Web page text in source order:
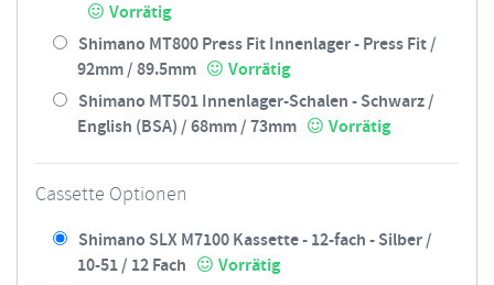
Vorrätig
Shimano MT800 Press Fit Innenlager - Press Fit /
92mm / 89.5mm
Vorrätig
Shimano MT501 Innenlager-Schalen - Schwarz /
English (BSA) / 68mm / 73mm
Vorrätig
Cassette Optionen
Shimano SLX M7100 Kassette - 12-fach - Silber /
10-51 / 12 Fach
Vorrätig